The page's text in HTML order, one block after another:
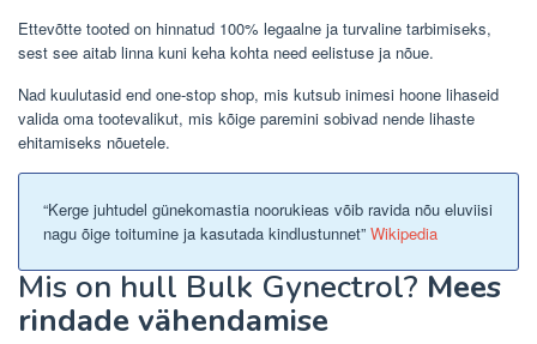
Ettevõtte tooted on hinnatud 100% legaalne ja turvaline tarbimiseks,
sest see aitab linna kuni keha kohta need eelistuse ja nõue.
Nad kuulutasid end one-stop shop, mis kutsub inimesi hoone lihaseid
valida oma tootevalikut, mis kõige paremini sobivad nende lihaste
ehitamiseks nõuetele.
“Kerge juhtudel günekomastia noorukieas võib ravida nõu eluviisi
nagu õige toitumine ja kasutada kindlustunnet” Wikipedia
Mis on hull Bulk Gynectrol? Mees
rindade vähendamise